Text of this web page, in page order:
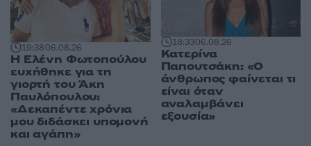
19:3806.08.26
Η Ελένη Φωτοπούλου
ευχήθηκε για τη
γιορτή του Άκη
Παυλόπουλου:
«Δεκαπέντε χρόνια
μου διδάσκει υπομονή
και αγάπη»
18:3306.08.26
Κατερίνα
Παπουτσάκη: «Ο
άνθρωπος φαίνεται τι
είναι όταν
αναλαμβάνει
εξουσία»